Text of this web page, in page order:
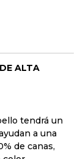
ALTA
tendrá un
a una
de canas,